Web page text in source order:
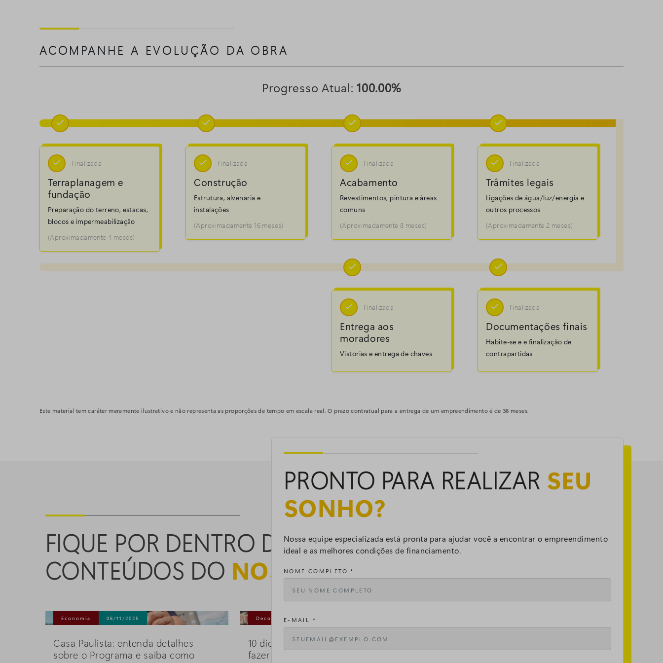
ACOMPANHE A EVOLUÇÃO DA OBRA
Progresso Atual:100.00%

 Finalizada
Terraplanagem e
fundação
Preparação do terreno, estacas,
blocos e impermeabilização
(Aproximadamente 4 meses)

 Finalizada
Construção
Estrutura, alvenaria e
instalações
(Aproximadamente 16 meses)

 Finalizada
Acabamento
Revestimentos, pintura e áreas
comuns
(Aproximadamente 8 meses)

 Finalizada
Trâmites legais
Ligações de água/luz/energia e
outros processos
(Aproximadamente 2 meses)

 Finalizada
Entrega aos
moradores
Vistorias e entrega de chaves

 Finalizada
Documentações finais
Habite-se e e finalização de
contrapartidas
Este material tem caráter meramente ilustrativo e não representa as proporções de tempo em escala real. O prazo contratual para a entrega de um empreendimento é de 36 meses.
PRONTO PARA REALIZAR SEU
SONHO?
Nossa equipe especializada está pronta para ajudar você a encontrar o empreendimento
ideal e as melhores condições de financiamento.
NOME COMPLETO *
E-MAIL *
FIQUE POR DENTRO DOS
CONTEÚDOS DO NOSSO BLOG
Economia 06/11/2025
Casa Paulista: entenda detalhes
sobre o Programa e saiba como
Decoração 13/10/2025
10 dicas de enfeites natalinos para
fazer em casa
para a sua casa